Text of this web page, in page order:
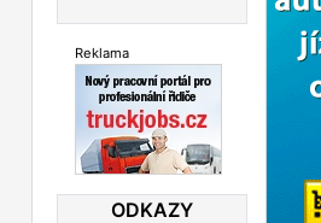
Reklama
ODKAZY